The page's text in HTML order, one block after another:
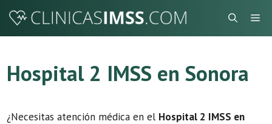
Saltar
Hospital 2 IMSS en Sonora
¿Necesitas atención médica en el Hospital 2 IMSS en